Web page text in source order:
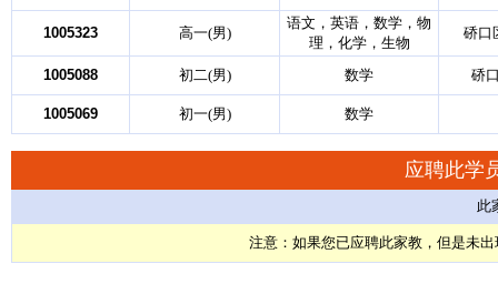
1005323 高一(男)
语文，英语，数学，物
理，化学，生物
硚口
1005088 初二(男) 数学 硚
1005069 初一(男) 数学
应聘此学
此
注意：如果您已应聘此家教，但是未